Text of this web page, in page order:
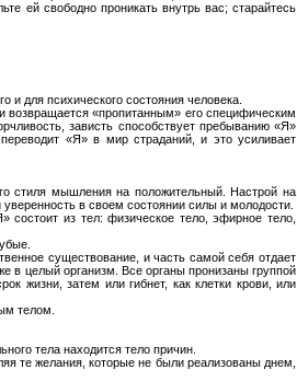
ей свободно проникать внутрь вас; старайтесь
для психического состояния человека.
«пропитанным» его специфическим
зависть способствует пребыванию «Я»
«Я» в мир страданий, и это усиливает
стиля мышления на положительный. Настрой на
в своем состоянии силы и молодости.
из тел: физическое тело, эфирное тело,
существование, и часть самой себя отдает
в целый организм. Все органы пронизаны группой
жизни, затем или гибнет, как клетки крови, или
телом.
тела находится тело причин.
те желания, которые не были реализованы днем,